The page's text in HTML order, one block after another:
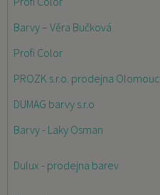
Barvy – Věra Bučková
Profi Color
PROZK s.r.o. prodejna Olomouc
DUMAG barvy s.r.o
Barvy - Laky Osman
Dulux - prodejna barev